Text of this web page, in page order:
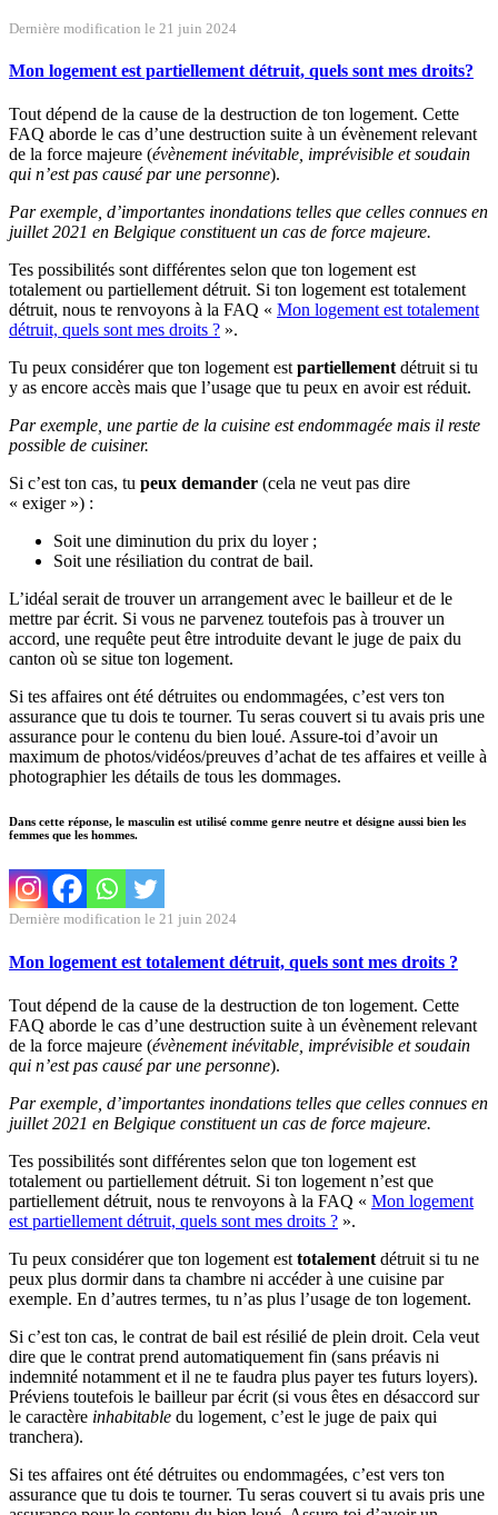
Dernière modification le 21 juin 2024
Mon logement est partiellement détruit, quels sont mes droits?
Tout dépend de la cause de la destruction de ton logement. Cette
FAQ aborde le cas d’une destruction suite à un évènement relevant
de la force majeure (évènement inévitable, imprévisible et soudain
qui n’est pas causé par une personne).
Par exemple, d’importantes inondations telles que celles connues en
juillet 2021 en Belgique constituent un cas de force majeure.
Tes possibilités sont différentes selon que ton logement est
totalement ou partiellement détruit. Si ton logement est totalement
détruit, nous te renvoyons à la FAQ « Mon logement est totalement
détruit, quels sont mes droits ? ».
Tu peux considérer que ton logement est partiellement détruit si tu
y as encore accès mais que l’usage que tu peux en avoir est réduit.
Par exemple, une partie de la cuisine est endommagée mais il reste
possible de cuisiner.
Si c’est ton cas, tu peux demander (cela ne veut pas dire
« exiger ») :
Soit une diminution du prix du loyer ;
Soit une résiliation du contrat de bail.
L’idéal serait de trouver un arrangement avec le bailleur et de le
mettre par écrit. Si vous ne parvenez toutefois pas à trouver un
accord, une requête peut être introduite devant le juge de paix du
canton où se situe ton logement.
Si tes affaires ont été détruites ou endommagées, c’est vers ton
assurance que tu dois te tourner. Tu seras couvert si tu avais pris une
assurance pour le contenu du bien loué. Assure-toi d’avoir un
maximum de photos/vidéos/preuves d’achat de tes affaires et veille à
photographier les détails de tous les dommages.
Dans cette réponse, le masculin est utilisé comme genre neutre et désigne aussi bien les
femmes que les hommes.
Dernière modification le 21 juin 2024
Mon logement est totalement détruit, quels sont mes droits ?
Tout dépend de la cause de la destruction de ton logement. Cette
FAQ aborde le cas d’une destruction suite à un évènement relevant
de la force majeure (évènement inévitable, imprévisible et soudain
qui n’est pas causé par une personne).
Par exemple, d’importantes inondations telles que celles connues en
juillet 2021 en Belgique constituent un cas de force majeure.
Tes possibilités sont différentes selon que ton logement est
totalement ou partiellement détruit. Si ton logement n’est que
partiellement détruit, nous te renvoyons à la FAQ « Mon logement
est partiellement détruit, quels sont mes droits ? ».
Tu peux considérer que ton logement est totalement détruit si tu ne
peux plus dormir dans ta chambre ni accéder à une cuisine par
exemple. En d’autres termes, tu n’as plus l’usage de ton logement.
Si c’est ton cas, le contrat de bail est résilié de plein droit. Cela veut
dire que le contrat prend automatiquement fin (sans préavis ni
indemnité notamment et il ne te faudra plus payer tes futurs loyers).
Préviens toutefois le bailleur par écrit (si vous êtes en désaccord sur
le caractère inhabitable du logement, c’est le juge de paix qui
tranchera).
Si tes affaires ont été détruites ou endommagées, c’est vers ton
assurance que tu dois te tourner. Tu seras couvert si tu avais pris une